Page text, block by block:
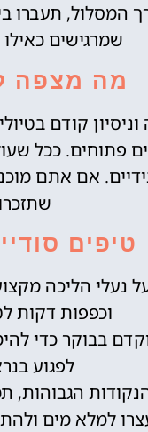
תעברו
שמרגישים
מה מצפה
קודם
פתוחים. ככל
אם אתם
טיפים
נעלי הליכה
וכפפות דקות
בבוקר כדי
לפגוע
הגבוהות,
למלא מים